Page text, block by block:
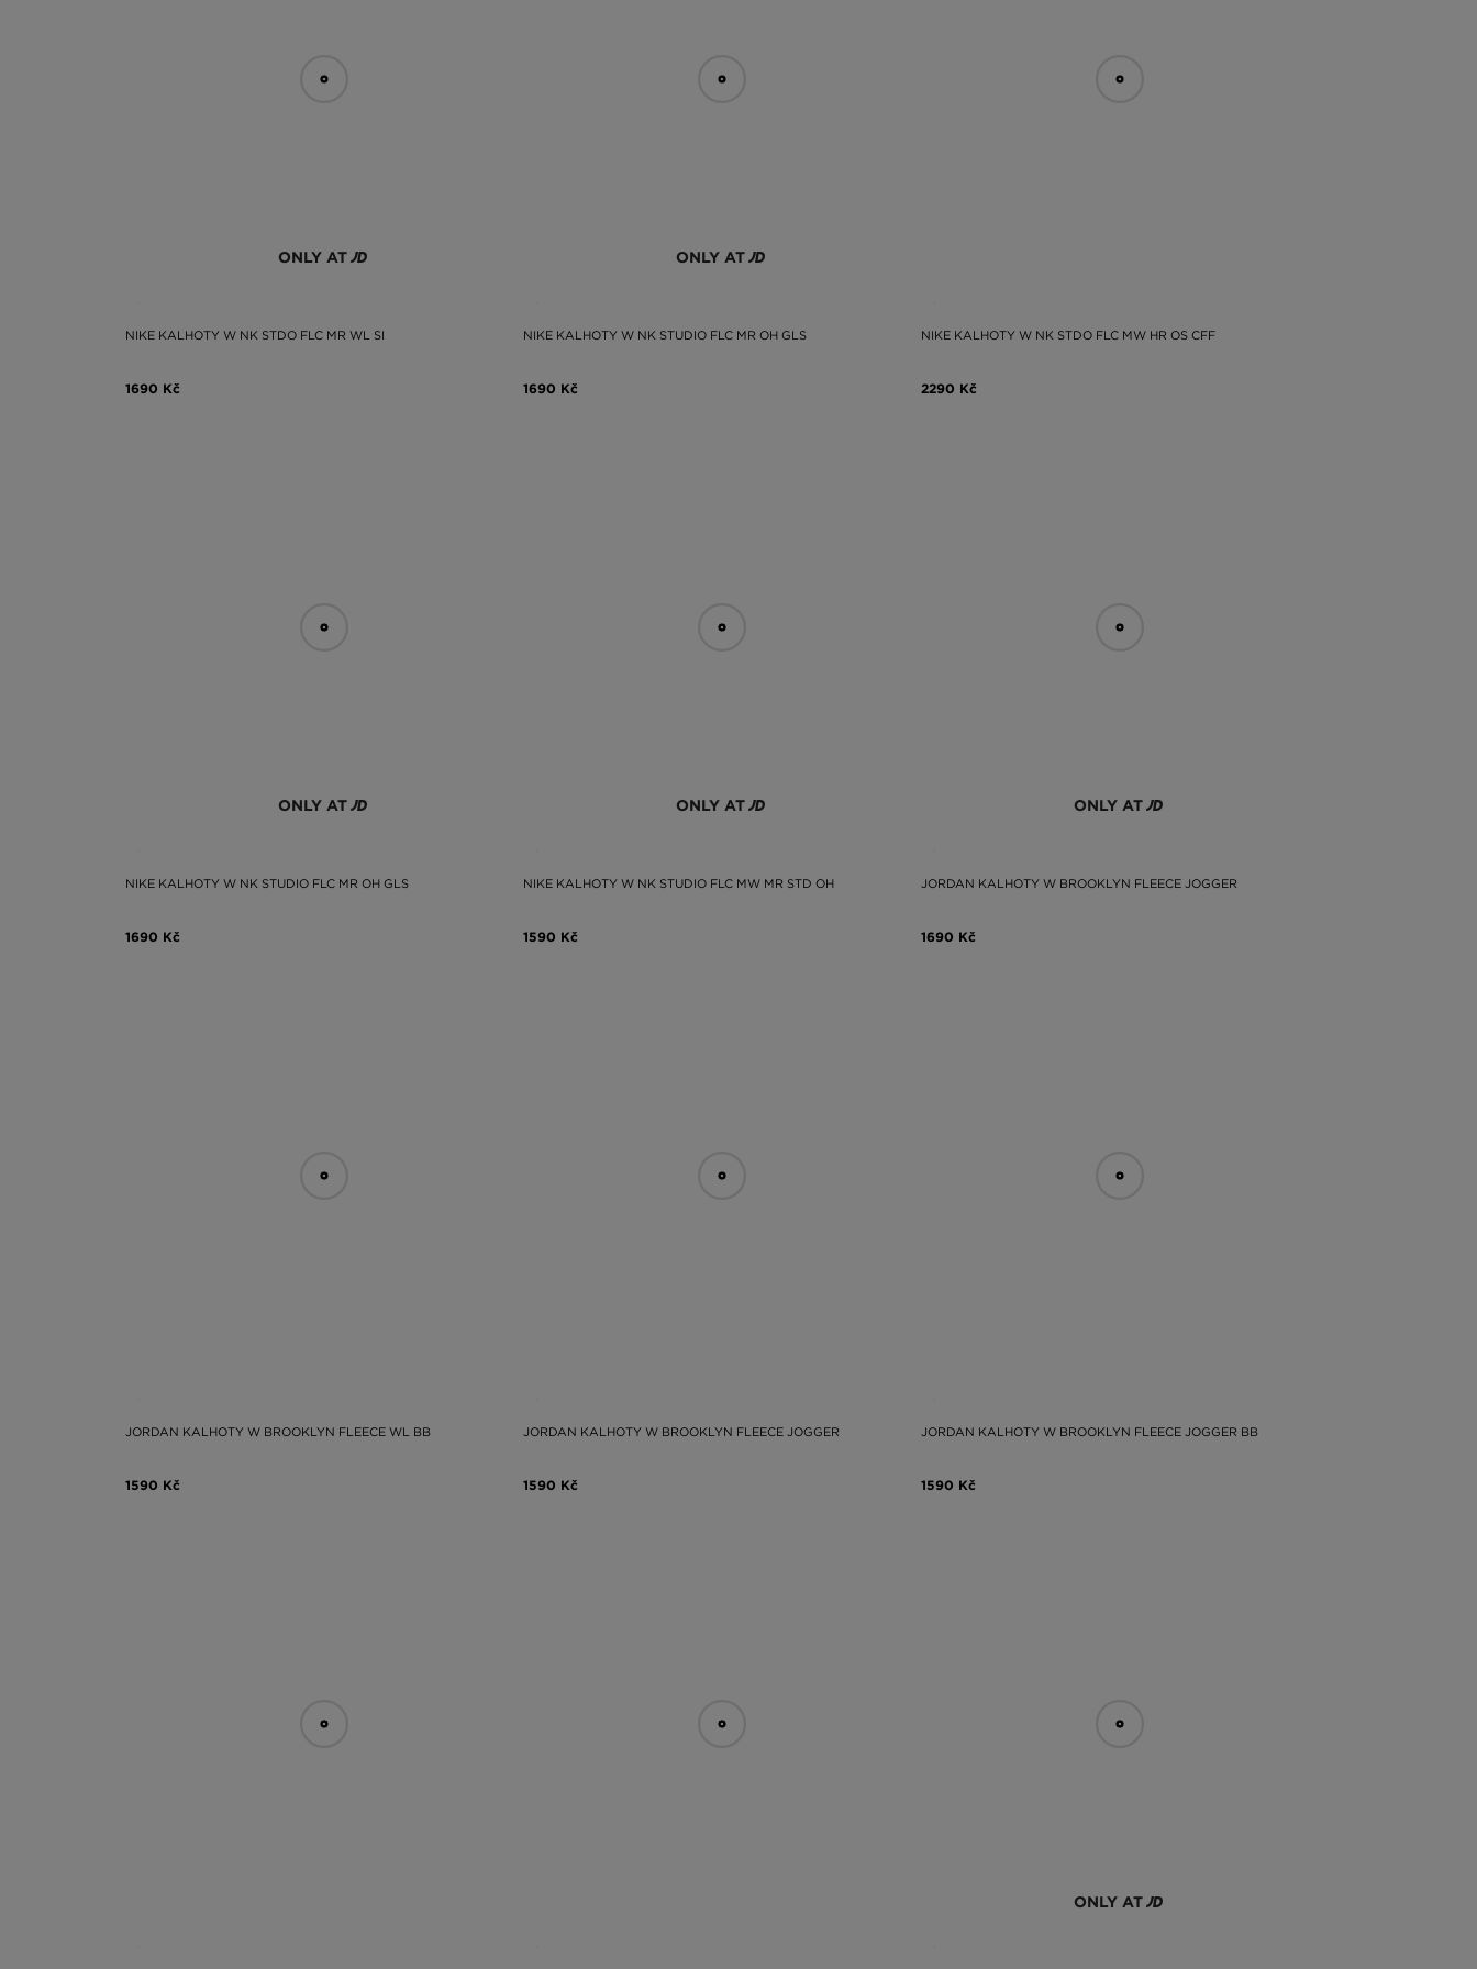
ONLY AT
NIKE KALHOTY W NK STDO FLC MR WL SI
1690 Kč
ONLY AT
NIKE KALHOTY W NK STUDIO FLC MR OH GLS
1690 Kč
NIKE KALHOTY W NK STDO FLC MW HR OS CFF
2290 Kč
ONLY AT
NIKE KALHOTY W NK STUDIO FLC MR OH GLS
1690 Kč
ONLY AT
NIKE KALHOTY W NK STUDIO FLC MW MR STD OH
1590 Kč
ONLY AT
JORDAN KALHOTY W BROOKLYN FLEECE JOGGER
1690 Kč
JORDAN KALHOTY W BROOKLYN FLEECE WL BB
1590 Kč
JORDAN KALHOTY W BROOKLYN FLEECE JOGGER
1590 Kč
JORDAN KALHOTY W BROOKLYN FLEECE JOGGER BB
1590 Kč
ONLY AT